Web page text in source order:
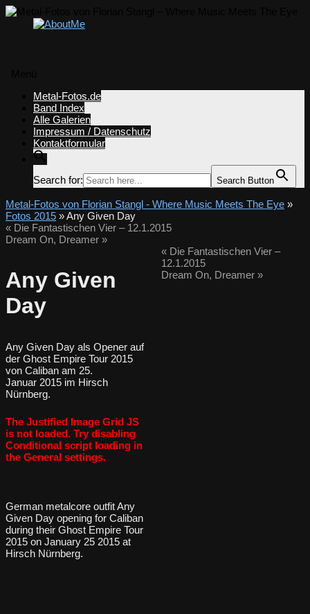
springen
Metal-Fotos.de
Band Index
Alle Galerien
Impressum / Datenschutz
Kontaktformular
Search for: Search Button
Metal-Fotos von Florian Stangl - Where Music Meets The Eye »
Fotos 2015 » Any Given Day
« Die Fantastischen Vier – 12.1.2015
Dream On, Dreamer »
Any Given
Day
Any Given Day als Opener auf
der Ghost Empire Tour 2015
von Caliban am 25.
Januar 2015 im Hirsch
Nürnberg.
The Justified Image Grid JS
is not loaded. Try disabling
Conditional script loading in
the General settings.
German metalcore outfit Any
Given Day opening for Caliban
during their Ghost Empire Tour
2015 on January 25 2015 at
Hirsch Nürnberg.
«Die Fantastischen Vier –
12.1.2015
Dream On, Dreamer »